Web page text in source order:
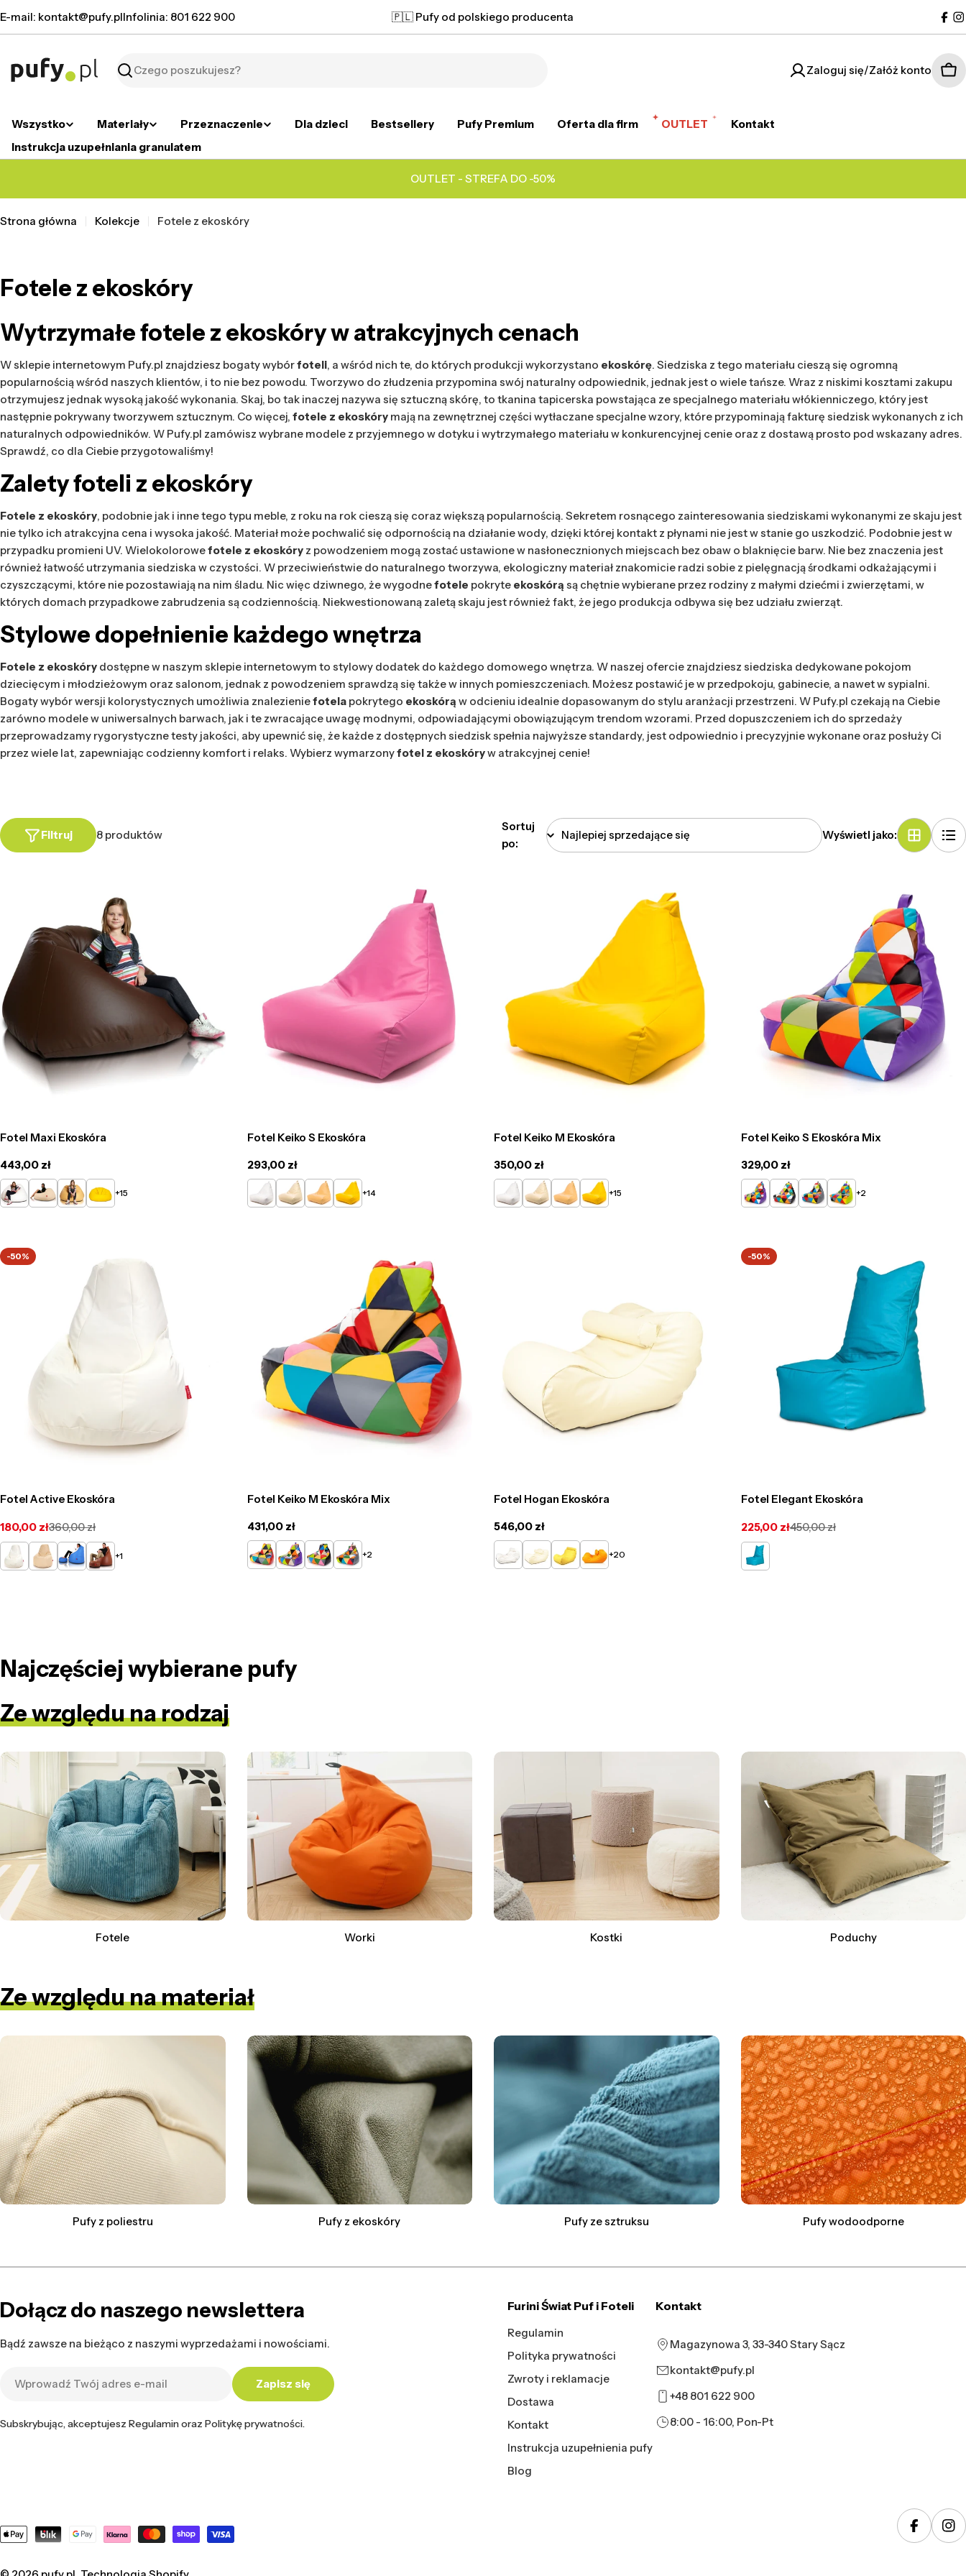
do
E-mail: kontakt@pufy.plInfolinia: 801 622 900 🇵🇱 Pufy od polskiego producenta
Szukaj
Zaloguj się/Załóż konto
Wszystko Materiały Przeznaczenie Dla dzieci Bestsellery Pufy Premium Oferta dla firm OUTLET
Kontakt
Instrukcja uzupełniania granulatem
OUTLET - STREFA DO -50%
Strona główna Kolekcje Fotele z ekoskóry
Fotele z ekoskóry
Wytrzymałefotele z ekoskóryw atrakcyjnych cenach
W sklepie internetowym Pufy.pl znajdziesz bogaty wybórfoteli, a wśród nich te, do których produkcji wykorzystano ekoskórę. Siedziska z tego materiału cieszą się ogromną
popularnością wśród naszych klientów, i to nie bez powodu. Tworzywo do złudzenia przypomina swój naturalny odpowiednik, jednak jest o wiele tańsze. Wraz z niskimi kosztami zakupu
otrzymujesz jednak wysoką jakość wykonania. Skaj, bo tak inaczej nazywa się sztuczną skórę, to tkanina tapicerska powstająca ze specjalnego materiału włókienniczego, który jest
następnie pokrywany tworzywem sztucznym. Co więcej, fotele z ekoskóry mają na zewnętrznej części wytłaczane specjalne wzory, które przypominają fakturę siedzisk wykonanych z ich
naturalnych odpowiedników. W Pufy.pl zamówisz wybrane modele z przyjemnego w dotyku i wytrzymałego materiału w konkurencyjnej cenie oraz z dostawą prosto pod wskazany adres.
Sprawdź, co dla Ciebie przygotowaliśmy!
Zaletyfoteli z ekoskóry
Fotele z ekoskóry, podobnie jak i inne tego typu meble, z roku na rok cieszą się coraz większą popularnością. Sekretem rosnącego zainteresowania siedziskami wykonanymi ze skaju jest
nie tylko ich atrakcyjna cena i wysoka jakość. Materiał może pochwalić się odpornością na działanie wody, dzięki której kontakt z płynami nie jest w stanie go uszkodzić. Podobnie jest w
przypadku promieni UV. Wielokolorowefotele z ekoskóry z powodzeniem mogą zostać ustawione w nasłonecznionych miejscach bez obaw o blaknięcie barw. Nie bez znaczenia jest
również łatwość utrzymania siedziska w czystości. W przeciwieństwie do naturalnego tworzywa, ekologiczny materiał znakomicie radzi sobie z pielęgnacją środkami odkażającymi i
czyszczącymi, które nie pozostawiają na nim śladu. Nic więc dziwnego, że wygodnefotele pokryte ekoskórą są chętnie wybierane przez rodziny z małymi dziećmi i zwierzętami, w
których domach przypadkowe zabrudzenia są codziennością. Niekwestionowaną zaletą skaju jest również fakt, że jego produkcja odbywa się bez udziału zwierząt.
Stylowe dopełnienie każdego wnętrza
Fotele z ekoskóry dostępne w naszym sklepie internetowym to stylowy dodatek do każdego domowego wnętrza. W naszej ofercie znajdziesz siedziska dedykowane pokojom
dziecięcym i młodzieżowym oraz salonom, jednak z powodzeniem sprawdzą się także w innych pomieszczeniach. Możesz postawić je w przedpokoju, gabinecie, a nawet w sypialni.
Bogaty wybór wersji kolorystycznych umożliwia znalezieniefotela pokrytego ekoskórą w odcieniu idealnie dopasowanym do stylu aranżacji przestrzeni. W Pufy.pl czekają na Ciebie
zarówno modele w uniwersalnych barwach, jak i te zwracające uwagę modnymi, odpowiadającymi obowiązującym trendom wzorami. Przed dopuszczeniem ich do sprzedaży
przeprowadzamy rygorystyczne testy jakości, aby upewnić się, że każde z dostępnych siedzisk spełnia najwyższe standardy, jest odpowiednio i precyzyjnie wykonane oraz posłuży Ci
przez wiele lat, zapewniając codzienny komfort i relaks. Wybierz wymarzonyfotel z ekoskóryw atrakcyjnej cenie!
8 produktów
Filtruj
Sortuj
po:
Wyświetl jako:
Fotel Maxi Ekoskóra
Cena
regularna
443,00 zł
Biały
BeżowyŻółty Słoneczny
+15
Fotel Keiko S Ekoskóra
Cena
regularna
293,00 zł
Biały
BeżowyŻółty Słoneczny
+14
Fotel Keiko M Ekoskóra
Cena
regularna
350,00 zł
Biały
BeżowyŻółty Słoneczny
+15
Fotel Keiko S Ekoskóra Mix
Cena
regularna
329,00 zł
Fioletowy
Mix
Czarny
Mix
Popielaty
Mix
Limonkowy
Mix
+2
-50%
Fotel Active Ekoskóra
Cena
promocyjna
180,00 zł
Cena
regularna
360,00 zł
Biały
BeżowyNiebieski
E12 +1
Fotel Keiko M Ekoskóra Mix
Cena
regularna
431,00 zł
Czerwony
Mix
Fioletowy
Mix
Czarny
Mix
Popielaty
Mix
+2
Fotel Hogan Ekoskóra
Cena
regularna
546,00 zł
Biały
BeżowyŻółty Pomarańczowy
+20
-50%
Fotel Elegant Ekoskóra
Cena
promocyjna
225,00 zł
Cena
regularna
450,00 zł
Turkusowy
Najczęściej wybierane pufy
Ze względu na rodzaj
Fotele Worki Kostki Poduchy
Ze względu na materiał
Pufy z poliestru Pufy z ekoskóry Pufy ze sztruksu Pufy wodoodporne
Dołącz do naszego newslettera
Bądź zawsze na bieżąco z naszymi wyprzedażami i nowościami.
Zapisz się
Subskrybując, akceptujesz Regulamin oraz Politykę prywatności.
Furini Świat Puf i Foteli
Regulamin
Polityka prywatności
Zwroty i reklamacje
Dostawa
Kontakt
Instrukcja uzupełnienia pufy
Blog
Kontakt
Magazynowa 3, 33-340 Stary Sącz
kontakt@pufy.pl
+48 801 622 900
8:00 - 16:00, Pon-Pt
Metody